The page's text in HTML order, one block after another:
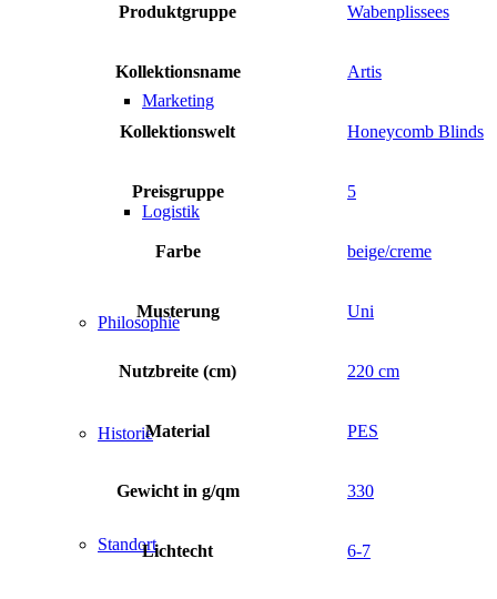
Marketing
Logistik
Philosophie
Historie
Standort
Produktgruppe Wabenplissees
Kollektionsname Artis
Kollektionswelt Honeycomb Blinds
Preisgruppe 5
Farbe beige/creme
Musterung Uni
Nutzbreite (cm) 220 cm
Material PES
Gewicht in g/qm 330
Lichtecht 6-7